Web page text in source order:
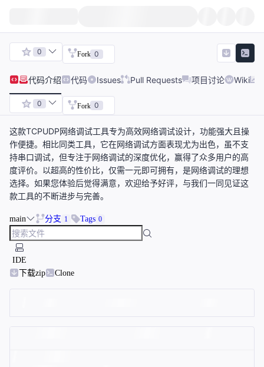
0 Fork 0
代码介绍 代码 Issues Pull Requests 项目讨论 Wiki
0 Fork 0
这款TCPUDP网络调试工具专为高效网络调试设计，功能强大且操
作便捷。相比同类工具，它在网络调试方面表现尤为出色，虽不支
持串口调试，但专注于网络调试的深度优化，赢得了众多用户的高
度评价。以超高的性价比，仅需一元即可拥有，是网络调试的理想
选择。如果您体验后觉得满意，欢迎给予好评，与我们一同见证这
款工具的不断进步与完善。
main 分支 1 Tags 0
IDE
下载zip
Clone